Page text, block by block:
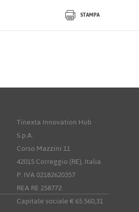
STAMPA
Tinexta Innovation Hub
S.p.A.
Corso Mazzini 11
42015 Correggio (RE), Italia
P. IVA 02182620357
REA RE 258772
Capitale sociale € 65.560,31